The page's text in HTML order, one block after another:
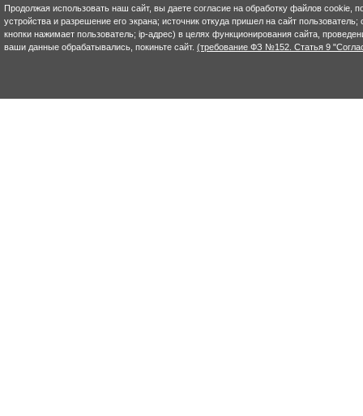
Продолжая использовать наш сайт, вы даете согласие на обработку файлов
устройства и разрешение его экрана; источник откуда пришел на сайт
кнопки нажимает пользователь; ip-адрес) в целях функционирования сайта,
ваши данные обрабатывались, покиньте сайт. (требование ФЗ №152. Статья 9